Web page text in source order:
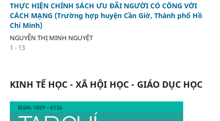
THỰC HIỆN CHÍNH SÁCH ƯU ĐÃI NGƯỜI CÓ CÔNG VỚI
CÁCH MẠNG (Trường hợp huyện Cần Giờ, Thành phố Hồ
Chí Minh)
NGUYỄN THỊ MINH NGUYỆT
1 - 13
KINH TẾ HỌC - XÃ HỘI HỌC - GIÁO DỤC HỌC